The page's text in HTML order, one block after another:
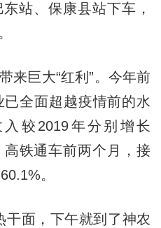
站、保康县站下车，
巨大“红利”。今年前
全面超越疫情前的水
较2019年分别增长
铁通车前两个月，接
。
面，下午就到了神农